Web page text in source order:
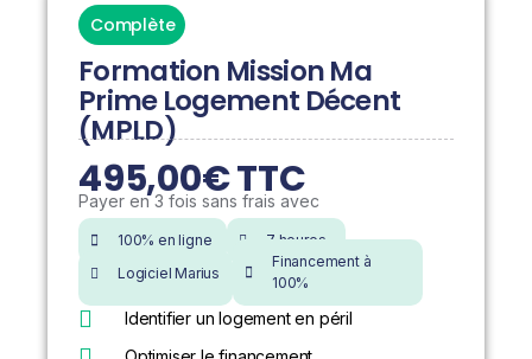
Complète
Formation Mission Ma
Prime Logement Décent
(MPLD)
495,00€ TTC
Payer en 3 fois sans frais avec
100% en ligne
7 heures
Logiciel Marius
Financement à
100%
Identifier un logement en péril